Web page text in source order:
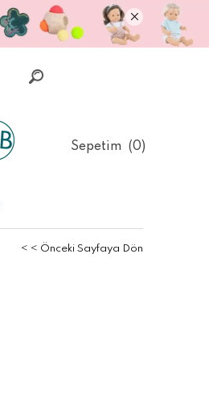
Sepetim 0
< < Önceki Sayfaya Dön